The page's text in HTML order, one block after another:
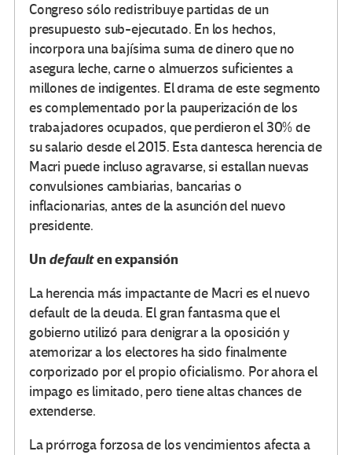
Congreso sólo redistribuye partidas de un
presupuesto sub-ejecutado. En los hechos,
incorpora una bajísima suma de dinero que no
asegura leche, carne o almuerzos suficientes a
millones de indigentes. El drama de este segmento
es complementado por la pauperización de los
trabajadores ocupados, que perdieron el 30% de
su salario desde el 2015. Esta dantesca herencia de
Macri puede incluso agravarse, si estallan nuevas
convulsiones cambiarias, bancarias o
inflacionarias, antes de la asunción del nuevo
presidente.
Un defaulten expansión
La herencia más impactante de Macri es el nuevo
default de la deuda. El gran fantasma que el
gobierno utilizó para denigrar a la oposición y
atemorizar a los electores ha sido finalmente
corporizado por el propio oficialismo. Por ahora el
impago es limitado, pero tiene altas chances de
extenderse.
La prórroga forzosa de los vencimientos afecta a